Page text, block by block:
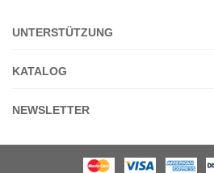
UNTERSTÜTZUNG
KATALOG
NEWSLETTER